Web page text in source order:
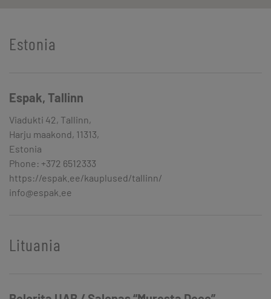
Estonia
Espak, Tallinn
Viadukti 42, Tallinn,
Harju maakond, 11313,
Estonia
Phone: +372 6512333
https://espak.ee/kauplused/tallinn/
info@espak.ee
Lituania